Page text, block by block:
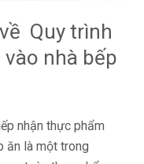
Quy trình
nhà bếp
nhận thực phẩm
ăn là một trong